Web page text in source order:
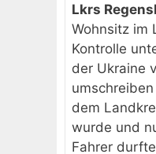
Lkrs
Wohnsitz im
Kontrolle
der Ukraine
dem
wurde und
Fahrer